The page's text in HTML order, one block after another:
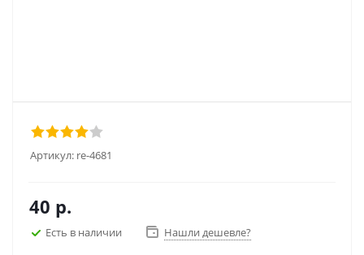
Артикул: re-4681
40 р.
Есть в наличии Нашли дешевле?